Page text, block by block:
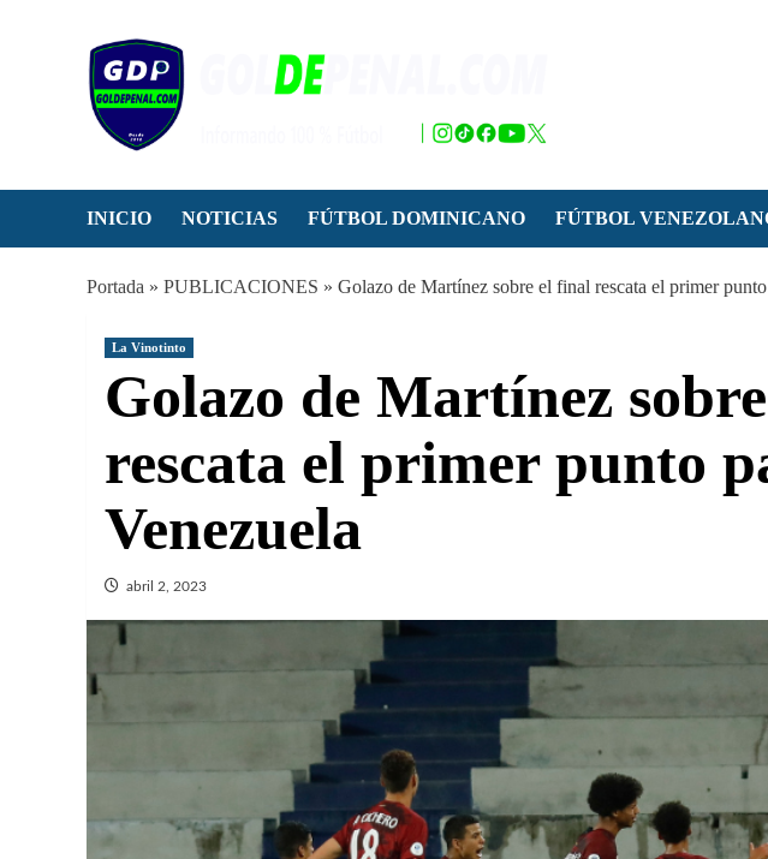
INICIO NOTICIAS FÚTBOL DOMINICANO FÚTBOL
Portada » PUBLICACIONES » Golazo de Martínez sobre el final rescata el primer
La Vinotinto
Golazo de Martínez
rescata el primer punto
Venezuela
abril 2, 2023